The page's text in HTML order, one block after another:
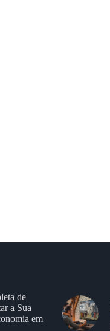
de
a Sua
em